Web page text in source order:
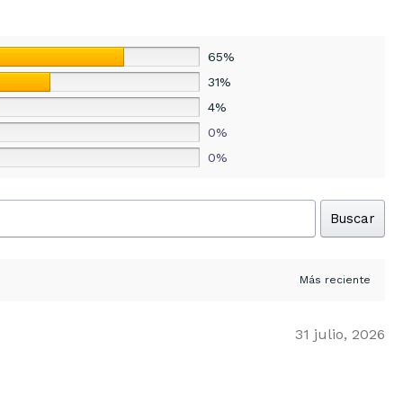
65%
31%
4%
0%
0%
Buscar
31 julio, 2026